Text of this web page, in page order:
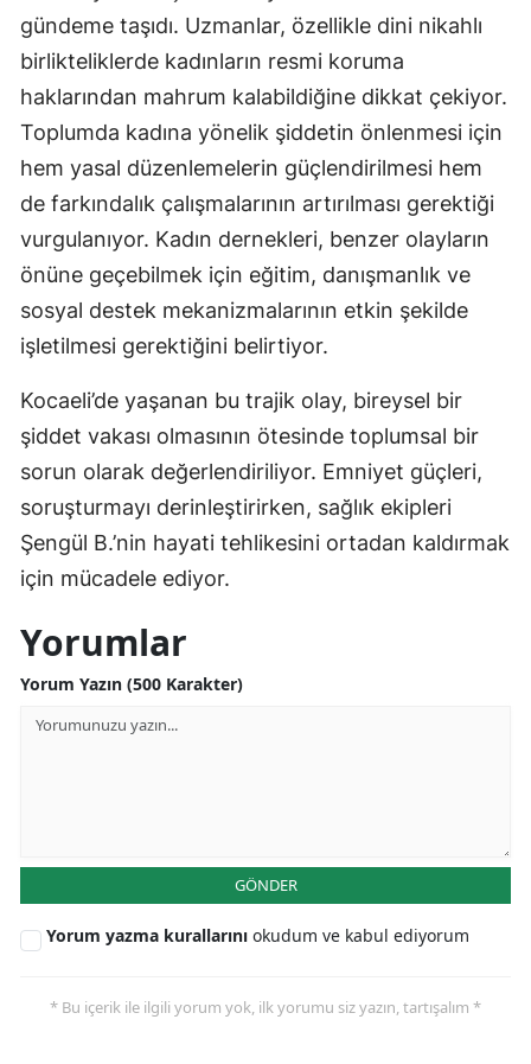
Karabük
Kilis
Düzce
gündeme taşıdı. Uzmanlar, özellikle dini nikahlı
birlikteliklerde kadınların resmi koruma
haklarından mahrum kalabildiğine dikkat çekiyor.
Toplumda kadına yönelik şiddetin önlenmesi için
hem yasal düzenlemelerin güçlendirilmesi hem
de farkındalık çalışmalarının artırılması gerektiği
vurgulanıyor. Kadın dernekleri, benzer olayların
önüne geçebilmek için eğitim, danışmanlık ve
sosyal destek mekanizmalarının etkin şekilde
işletilmesi gerektiğini belirtiyor.
Kocaeli’de yaşanan bu trajik olay, bireysel bir
şiddet vakası olmasının ötesinde toplumsal bir
sorun olarak değerlendiriliyor. Emniyet güçleri,
soruşturmayı derinleştirirken, sağlık ekipleri
Şengül B.’nin hayati tehlikesini ortadan kaldırmak
için mücadele ediyor.
Yorumlar
Yorum Yazın (500 Karakter)
GÖNDER
Yorum yazma kurallarını okudum ve kabul ediyorum
* Bu içerik ile ilgili yorum yok, ilk yorumu siz yazın, tartışalım *